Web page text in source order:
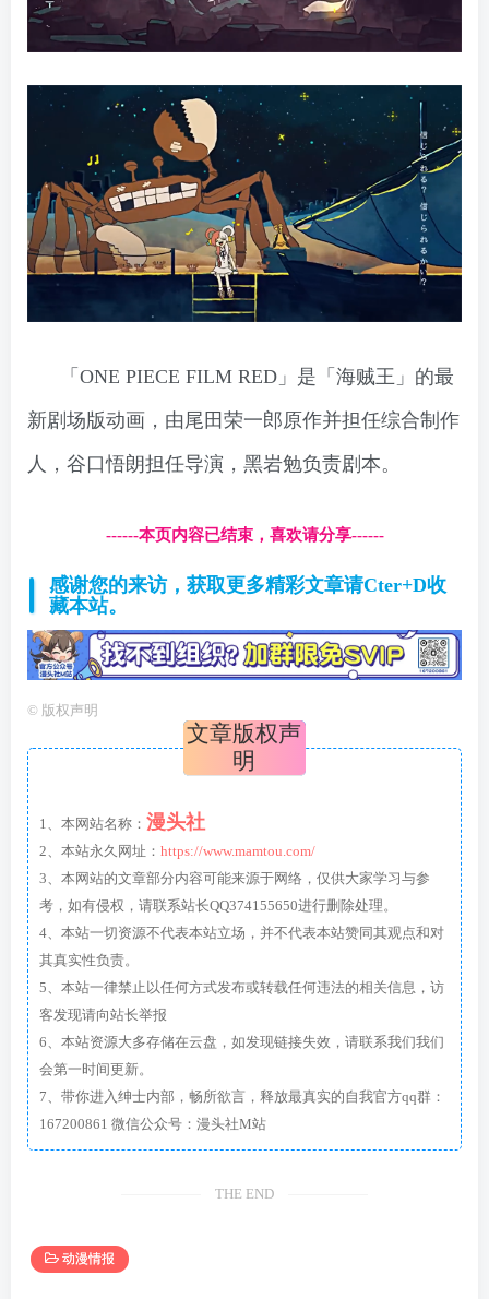
「ONE PIECE FILM RED」是「海贼王」的最
新剧场版动画，由尾田荣一郎原作并担任综合制作
人，谷口悟朗担任导演，黑岩勉负责剧本。
------本页内容已结束，喜欢请分享------
感谢您的来访，获取更多精彩文章请Cter+D收
藏本站。
© 版权声明
文章版权声
明
1、本网站名称： 漫头社
2、本站永久网址： https://www.mamtou.com/
3、本网站的文章部分内容可能来源于网络，仅供大家学习与参
考，如有侵权，请联系站长QQ374155650进行删除处理。
4、本站一切资源不代表本站立场，并不代表本站赞同其观点和对
其真实性负责。
5、本站一律禁止以任何方式发布或转载任何违法的相关信息，访
客发现请向站长举报
6、本站资源大多存储在云盘，如发现链接失效，请联系我们我们
会第一时间更新。
7、带你进入绅士内部，畅所欲言，释放最真实的自我官方qq群：
167200861 微信公众号：漫头社M站
THE END
动漫情报